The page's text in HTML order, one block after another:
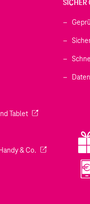
neuen Tab geöffnet)
Tab geöffnet)
Tablet(Wird in einem
Tab geöffnet)
& Co. (Wird in einem
SICHER